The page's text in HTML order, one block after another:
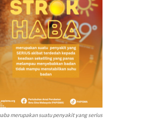
merupakan suatu penyakit yang serius